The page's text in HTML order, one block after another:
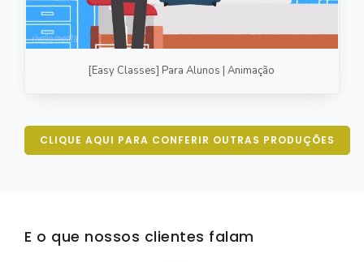
[Easy Classes] Para Alunos | Animação
CLIQUE AQUI PARA CONFERIR OUTRAS PRODUÇÕES
E o que nossos clientes falam